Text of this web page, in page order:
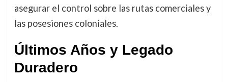
asegurar el control sobre las rutas comerciales y
las posesiones coloniales.
Últimos Años y Legado
Duradero